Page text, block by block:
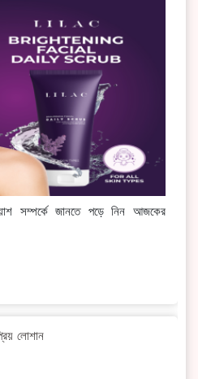
সম্পর্কে জানতে পড়ে নিন আজকের
লোশান